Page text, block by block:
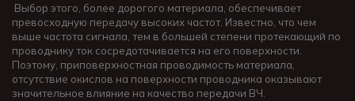
Выбор этого, более дорогого материала, обеспечивает
превосходную передачу высоких частот. Известно, что чем
выше частота сигнала, тем в большей степени протекающий по
проводнику ток сосредотачивается на его поверхности.
Поэтому, приповерхностная проводимость материала,
отсутствие окислов на поверхности проводника оказывают
значительное влияние на качество передачи ВЧ.